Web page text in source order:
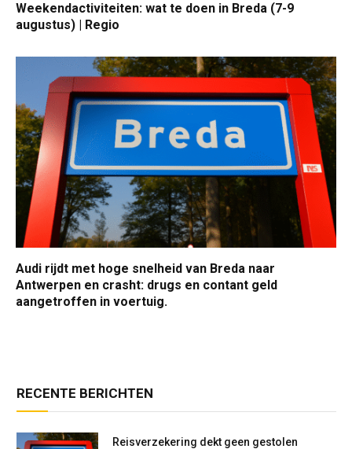
Weekendactiviteiten: wat te doen in Breda (7-9
augustus) | Regio
Audi rijdt met hoge snelheid van Breda naar
Antwerpen en crasht: drugs en contant geld
aangetroffen in voertuig.
RECENTE BERICHTEN
Reisverzekering dekt geen gestolen